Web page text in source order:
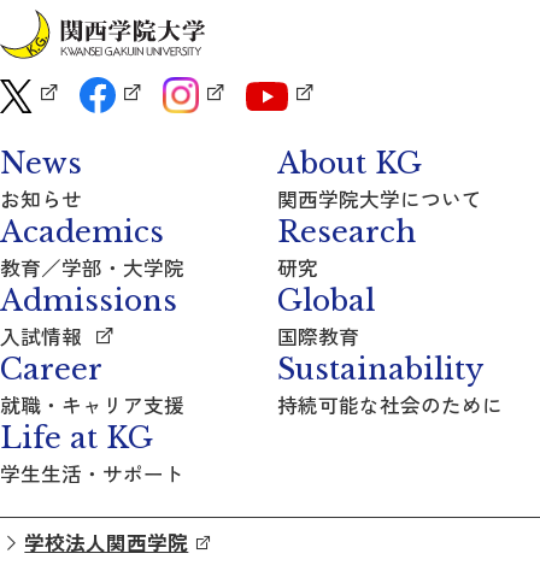
News
お知らせ
About KG
関西学院大学について
Academics
教育／学部・大学院
Research
研究
Admissions
入試情報
Global
国際教育
Career
就職・キャリア支援
Sustainability
持続可能な社会のために
Life at KG
学生生活・サポート
学校法人関西学院